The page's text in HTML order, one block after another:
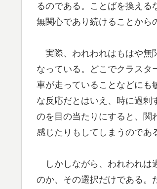
るのである。ことばを換える
無関心であり続けることから
実際、われわれはもはや無
なっている。どこでクラスタ
車が走っていることなどにも
な反応だとはいえ、時に過剰
のを目の当たりにすると、関
感じたりもしてしまうのであ
しかしながら、われわれは
のか、その選択だけである。